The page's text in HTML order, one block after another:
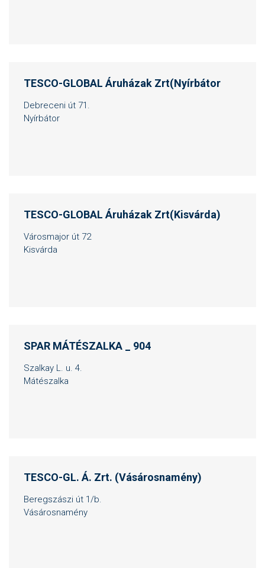
TESCO-GLOBAL Áruházak Zrt(Nyírbátor
Debreceni út 71.
Nyírbátor
TESCO-GLOBAL Áruházak Zrt(Kisvárda)
Városmajor út 72
Kisvárda
SPAR MÁTÉSZALKA _ 904
Szalkay L. u. 4.
Mátészalka
TESCO-GL. Á. Zrt. (Vásárosnamény)
Beregszászi út 1/b.
Vásárosnamény